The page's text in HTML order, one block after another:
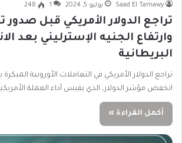
Saad El Tamawy يوليو 5, 2024 1
248
تراجع الدولار الأمريكي قبل صدور
وارتفاع الجنيه الإسترليني بعد
البريطانية
تراجع الدولار الأمريكي في التعاملات الأوروبية
انخفض مؤشر الدولار، الذي يقيس أداء العملة
أكمل القراءة »